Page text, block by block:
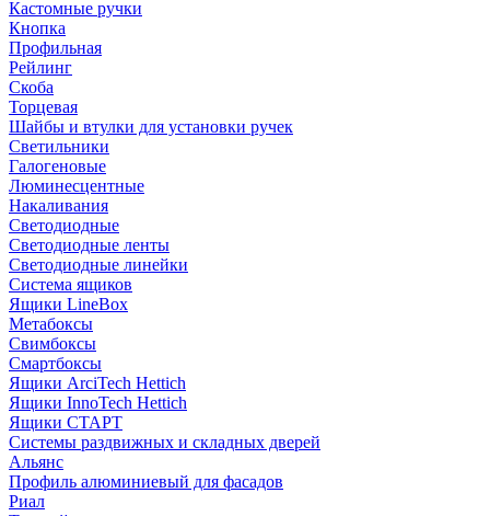
Кастомные ручки
Кнопка
Профильная
Рейлинг
Скоба
Торцевая
Шайбы и втулки для установки ручек
Светильники
Галогеновые
Люминесцентные
Накаливания
Светодиодные
Светодиодные ленты
Светодиодные линейки
Система ящиков
Ящики LineBox
Метабоксы
Свимбоксы
Смартбоксы
Ящики ArciTech Hettich
Ящики InnoTech Hettich
Ящики СТАРТ
Системы раздвижных и складных дверей
Альянс
Профиль алюминиевый для фасадов
Риал